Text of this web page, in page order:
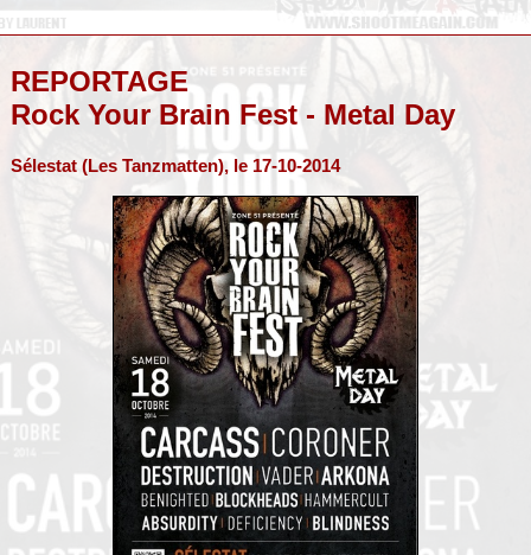
REPORTAGE
Rock Your Brain Fest - Metal Day
Sélestat (Les Tanzmatten), le 17-10-2014